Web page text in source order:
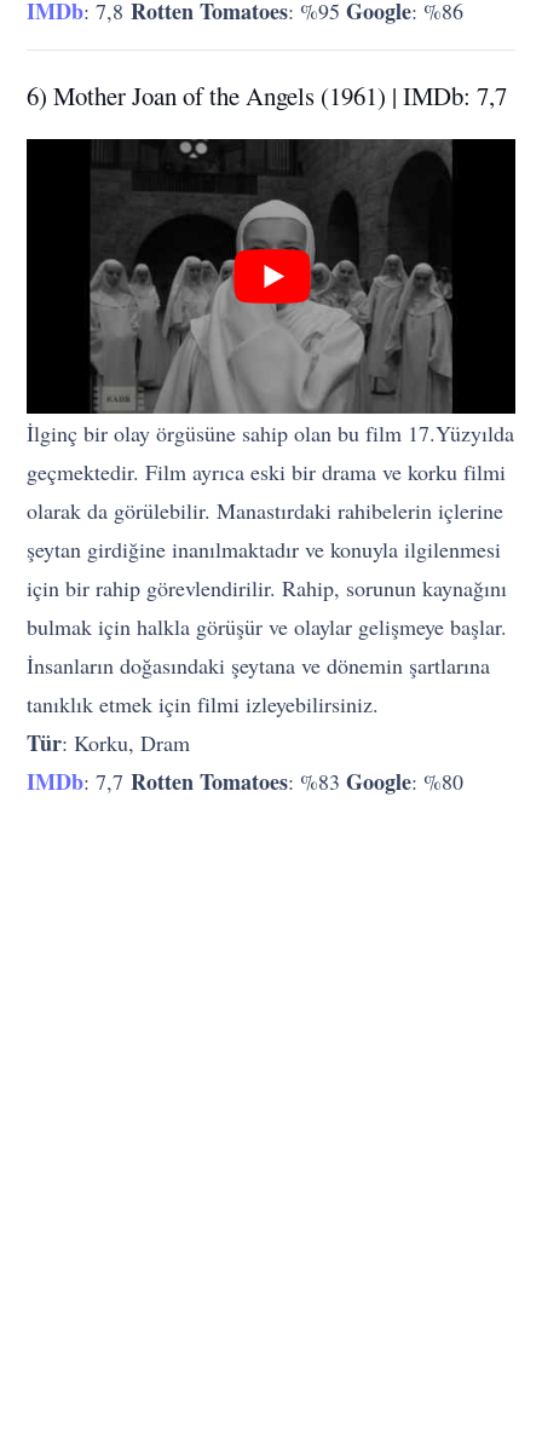
IMDb: 7,8Rotten Tomatoes: %95Google: %86
6) Mother Joan of the Angels (1961) | IMDb: 7,7
İlginç bir olay örgüsüne sahip olan bu film 17.Yüzyılda
geçmektedir. Film ayrıca eski bir drama ve korku filmi
olarak da görülebilir. Manastırdaki rahibelerin içlerine
şeytan girdiğine inanılmaktadır ve konuyla ilgilenmesi
için bir rahip görevlendirilir. Rahip, sorunun kaynağını
bulmak için halkla görüşür ve olaylar gelişmeye başlar.
İnsanların doğasındaki şeytana ve dönemin şartlarına
tanıklık etmek için filmi izleyebilirsiniz.
Tür: Korku, Dram
IMDb: 7,7Rotten Tomatoes: %83Google: %80